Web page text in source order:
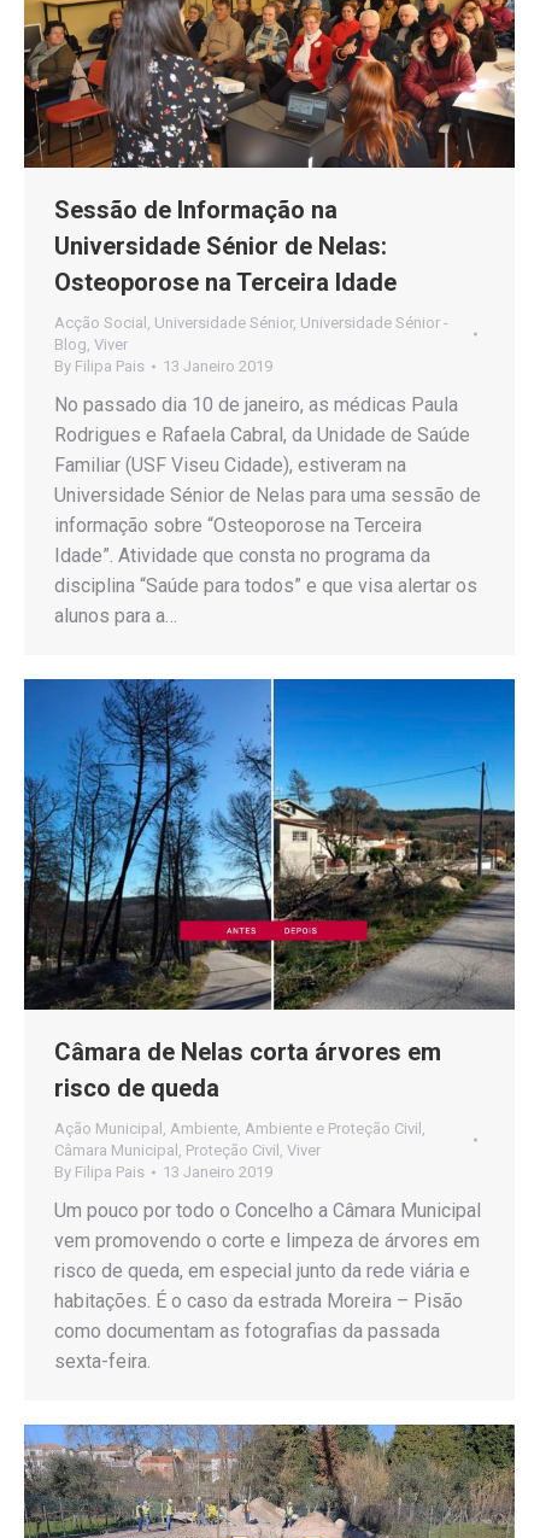
Sessão de Informação na
Universidade Sénior de Nelas:
Osteoporose na Terceira Idade
Acção Social , Universidade Sénior, Universidade Sénior -
Blog, Viver
By Filipa Pais 13 Janeiro 2019
No passado dia 10 de janeiro, as médicas Paula
Rodrigues e Rafaela Cabral, da Unidade de Saúde
Familiar (USF Viseu Cidade), estiveram na
Universidade Sénior de Nelas para uma sessão de
informação sobre “Osteoporose na Terceira
Idade”. Atividade que consta no programa da
disciplina “Saúde para todos” e que visa alertar os
alunos para a…
Câmara de Nelas corta árvores em
risco de queda
Ação Municipal Ambiente Ambiente e Proteção Civil
Câmara Municipal Proteção Civil Viver
By Filipa Pais 13 Janeiro 2019
Um pouco por todo o Concelho a Câmara Municipal
vem promovendo o corte e limpeza de árvores em
risco de queda, em especial junto da rede viária e
habitações. É o caso da estrada Moreira – Pisão
como documentam as fotografias da passada
sexta-feira.